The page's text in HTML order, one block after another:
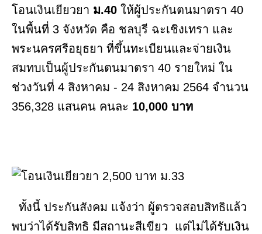
โอนเงินเยียวยา ม.40 ให้ผู้ประกันตนมาตรา 40
ในพื้นที่ 3 จังหวัด คือ ชลบุรี ฉะเชิงเทรา และ
พระนครศรีอยุธยา ที่ขึ้นทะเบียนและจ่ายเงิน
สมทบเป็นผู้ประกันตนมาตรา 40 รายใหม่ ใน
ช่วงวันที่ 4 สิงหาคม - 24 สิงหาคม 2564 จำนวน
356,328 แสนคน คนละ 10,000 บาท
ทั้งนี้ ประกันสังคม แจ้งว่า ผู้ตรวจสอบสิทธิแล้ว
พบว่าได้รับสิทธิ มีสถานะสีเขียว แต่ไม่ได้รับเงิน